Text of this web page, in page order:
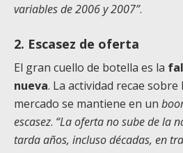
variables de 2006 y 2007”.
2. Escasez de oferta
El gran cuello de botella es la
nueva. La actividad recae
mercado se mantiene en un
escasez. “La oferta no sube de la
tarda años, incluso décadas, en